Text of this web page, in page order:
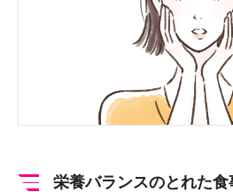
栄養バランスのとれた食